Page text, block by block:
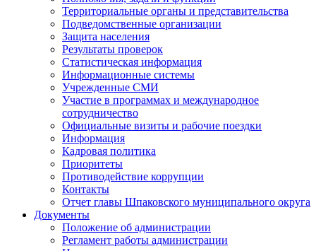
Территориальные органы и представительства
Подведомственные организации
Защита населения
Результаты проверок
Статистическая информация
Информационные системы
Учрежденные СМИ
Участие в программах и международное
сотрудничество
Официальные визиты и рабочие поездки
Информация
Кадровая политика
Приоритеты
Противодействие коррупции
Контакты
Отчет главы Шпаковского муниципального округа
Документы
Положение об администрации
Регламент работы администрации